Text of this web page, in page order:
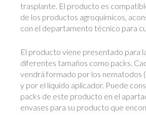
trasplante. El producto es
de los productos agroquímicos,
con el departamento técnico para
El producto viene presentado para
diferentes tamaños como packs.
vendrá formado por los nematodos
y por el líquido aplicador. Puede
packs de este producto en el
envases para su producto que